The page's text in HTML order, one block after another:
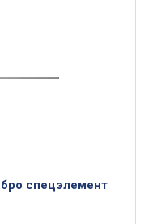
спецэлемент